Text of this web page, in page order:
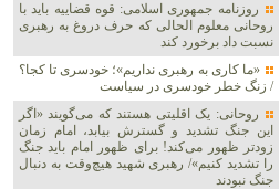
روزنامه جمهوری اسلامی: قوه قضاییه باید با
روحانی معلوم الحالی که حرف دروغ به رهبری
نسبت داد برخورد کند
«ما کاری به رهبری نداریم»؛ خودسری تا کجا؟
/ زنگ خطر خودسری در سیاست
روحانی: یک اقلیتی هستند که می‌گویند «اگر
این جنگ تشدید و گسترش بیابد، امام زمان
زودتر ظهور می‌کند! برای ظهور امام باید جنگ
را تشدید کنیم»/ رهبری شهید هیچ‌وقت به دنبال
جنگ نبودند